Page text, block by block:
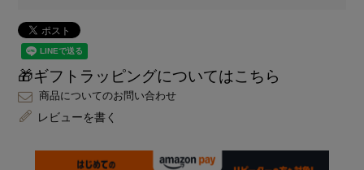
🎁ギフトラッピングについてはこちら
商品についてのお問い合わせ
レビューを書く